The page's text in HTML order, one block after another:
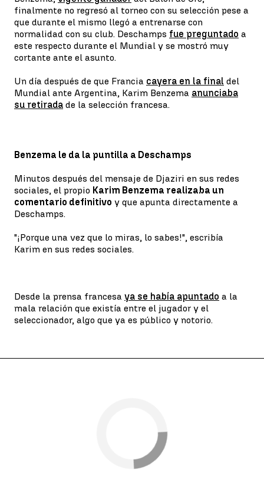
finalmente no regresó al torneo con su selección pese a
que durante el mismo llegó a entrenarse con
normalidad con su club. Deschamps fue preguntado a
este respecto durante el Mundial y se mostró muy
cortante ante el asunto.
Un día después de que Francia cayera en la final del
Mundial ante Argentina, Karim Benzema anunciaba
su retirada de la selección francesa.
Benzema le da la puntilla a Deschamps
Minutos después del mensaje de Djaziri en sus redes
sociales, el propio Karim Benzema realizaba un
comentario definitivo y que apunta directamente a
Deschamps.
"¡Porque una vez que lo miras, lo sabes!", escribía
Karim en sus redes sociales.
Desde la prensa francesa ya se había apuntado a la
mala relación que existía entre el jugador y el
seleccionador, algo que ya es público y notorio.